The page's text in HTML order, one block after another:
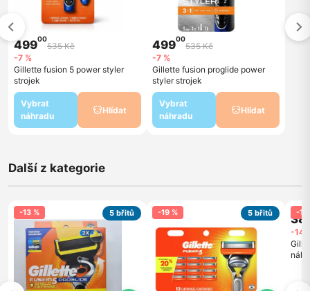
49900
535 Kč
-7 %
Gillette fusion 5 power styler
strojek
Vybrat
náhradu
Hlídat
49900
535 Kč
-7 %
Gillette fusion proglide power
styler strojek
Vybrat
náhradu
Hlídat
Další z kategorie
-13 % 5 břitů -19 % 5 břitů -14
-14